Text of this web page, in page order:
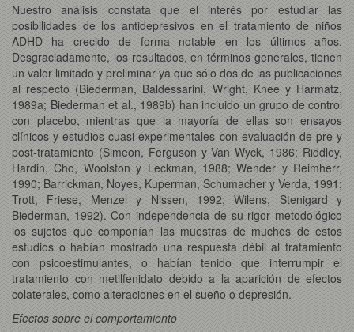
Nuestro análisis constata que el interés por estudiar las
posibilidades de los antidepresivos en el tratamiento de niños
ADHD ha crecido de forma notable en los últimos años.
Desgraciadamente, los resultados, en términos generales, tienen
un valor limitado y preliminar ya que sólo dos de las publicaciones
al respecto (Biederman, Baldessarini, Wright, Knee y Harmatz,
1989a; Biederman et al., 1989b) han incluido un grupo de control
con placebo, mientras que la mayoría de ellas son ensayos
clínicos y estudios cuasi-experimentales con evaluación de pre y
post-tratamiento (Simeon, Ferguson y Van Wyck, 1986; Riddley,
Hardin, Cho, Woolston y Leckman, 1988; Wender y Reimherr,
1990; Barrickman, Noyes, Kuperman, Schumacher y Verda, 1991;
Trott, Friese, Menzel y Nissen, 1992; Wilens, Stenigard y
Biederman, 1992). Con independencia de su rigor metodológico
los sujetos que componían las muestras de muchos de estos
estudios o habían mostrado una respuesta débil al tratamiento
con psicoestimulantes, o habían tenido que interrumpir el
tratamiento con metilfenidato debido a la aparición de efectos
colaterales, como alteraciones en el sueño o depresión.
Efectos sobre el comportamiento